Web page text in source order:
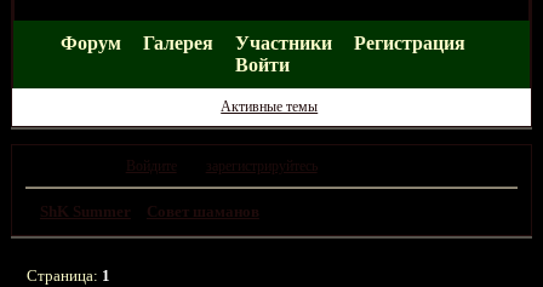
Форум Галерея Участники
Регистрация
Войти
Активные темы
Войдитеили зарегистрируйтесь.
ShK Summer Совет шаманов
Страница: 1